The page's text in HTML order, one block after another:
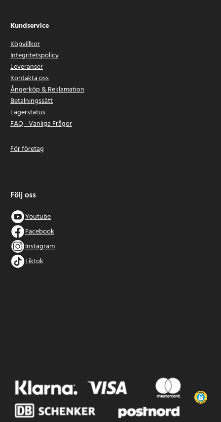
Kundservice
Köpvillkor
Integritetspolicy
Leveranser
Kontakta oss
Ångerköp & Reklamation
Betalningssätt
Lagerstatus
FAQ - Vanliga Frågor
För företag
Följ oss
Youtube
Facebook
Instagram
Tiktok